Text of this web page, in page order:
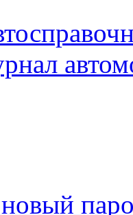
новый